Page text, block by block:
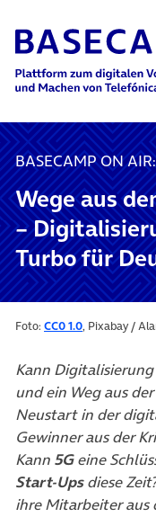
Main Navigation
BASECAMP ON AIR:
Wege aus
–
Turbo für
Foto: CC0 1.0, Pixabay /
Kann
und ein Weg aus
Neustart in der
Gewinner aus der
Kann 5Geine
Start-Upsdiese
ihre Mitarbeiter aus